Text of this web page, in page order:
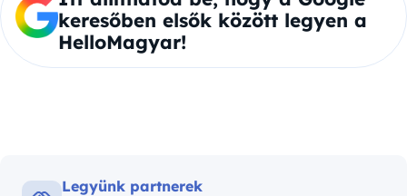
keresőben elsők között legyen a
HelloMagyar!
Legyünk partnerek